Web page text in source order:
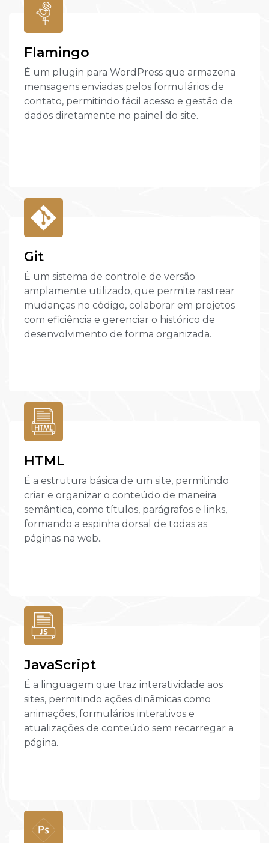
Flamingo
É um plugin para WordPress que armazena
mensagens enviadas pelos formulários de
contato, permitindo fácil acesso e gestão de
dados diretamente no painel do site.
Git
É um sistema de controle de versão
amplamente utilizado, que permite rastrear
mudanças no código, colaborar em projetos
com eficiência e gerenciar o histórico de
desenvolvimento de forma organizada.
HTML
É a estrutura básica de um site, permitindo
criar e organizar o conteúdo de maneira
semântica, como títulos, parágrafos e links,
formando a espinha dorsal de todas as
páginas na web..
JavaScript
É a linguagem que traz interatividade aos
sites, permitindo ações dinâmicas como
animações, formulários interativos e
atualizações de conteúdo sem recarregar a
página.